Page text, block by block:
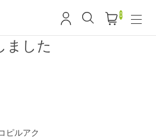
0
ました
ピルアク